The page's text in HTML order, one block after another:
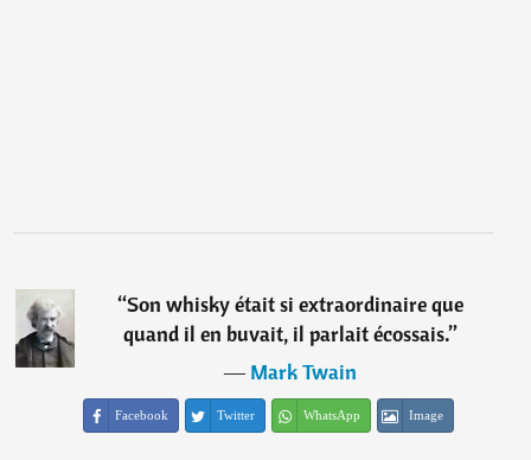
“Son whisky était si extraordinaire que
quand il en buvait, il parlait écossais.”
―Mark Twain
Facebook Twitter WhatsApp Image